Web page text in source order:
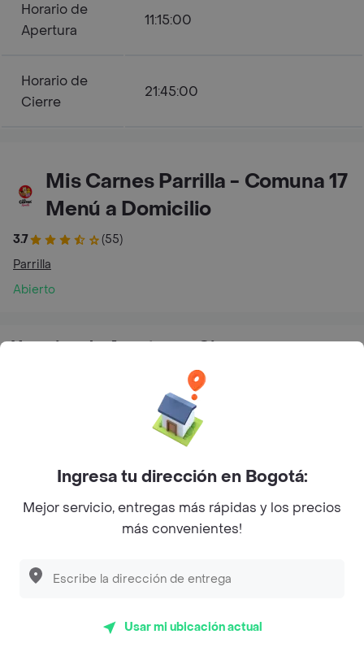
Horario de
Apertura
11:15:00
Horario de
Cierre
21:45:00
Mis Carnes Parrilla - Comuna 17
Menú a Domicilio
3.7
(55)
Parrilla
Abierto
Horarios de Apertura y Cierre
Jueves
11:15 - 21:45
Viernes
11:15 - 21:45
Domingo
Ingresa tu dirección en Bogotá:
Mejor servicio, entregas más rápidas y los precios
más convenientes!
Usar mi ubicación actual